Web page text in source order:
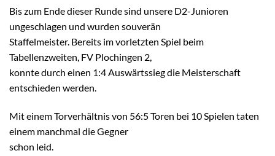
Bis zum Ende dieser Runde sind unsere D2-Junioren
ungeschlagen und wurden souverän
Staffelmeister. Bereits im vorletzten Spiel beim
Tabellenzweiten, FV Plochingen 2,
konnte durch einen 1:4 Auswärtssieg die Meisterschaft
entschieden werden.
Mit einem Torverhältnis von 56:5 Toren bei 10 Spielen taten
einem manchmal die Gegner
schon leid.